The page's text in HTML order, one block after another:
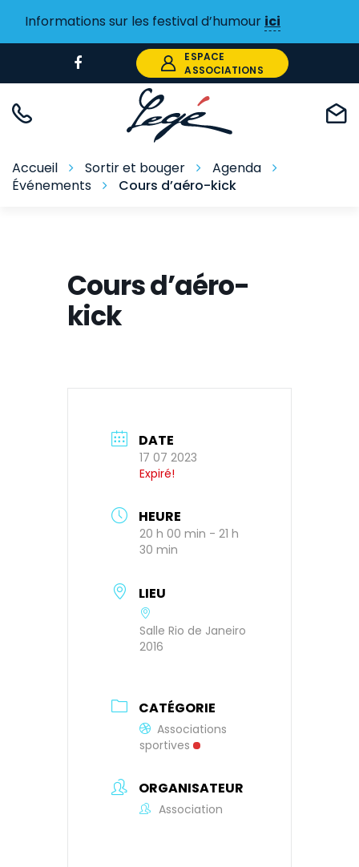
Informations sur les festival d’humour ici
vers
Facebook
ESPACE
ASSOCIATIONS
Accueil Sortir et bouger
Agenda
Événements
Cours d’aéro-kick
Cours d’aéro-
kick
DATE
17 07 2023
Expiré!
HEURE
20 h 00 min - 21 h
30 min
LIEU
Salle Rio de Janeiro
2016
CATÉGORIE
Associations
sportives
ORGANISATEUR
Association